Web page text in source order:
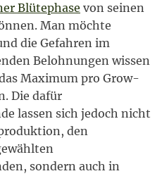
Blütephase von seinen
Man möchte
die Gefahren im
Belohnungen wissen
Maximum pro Grow-
Die dafür
lassen sich jedoch nicht
den
sondern auch in